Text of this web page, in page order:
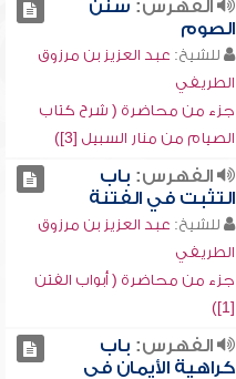
الفهرس: سنن
الصوم
للشيخ: عبد العزيز بن مرزوق
الطريفي
جزء من محاضرة ( شرح كتاب
الصيام من منار السبيل [3])
الفهرس: باب
التثبت في الفتنة
للشيخ: عبد العزيز بن مرزوق
الطريفي
جزء من محاضرة ( أبواب الفتن
[1])
الفهرس: باب
كراهية الأيمان في